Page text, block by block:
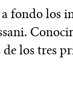
fondo los
los tres